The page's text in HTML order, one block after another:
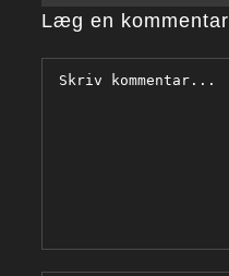
Læg en kommentar
Comment